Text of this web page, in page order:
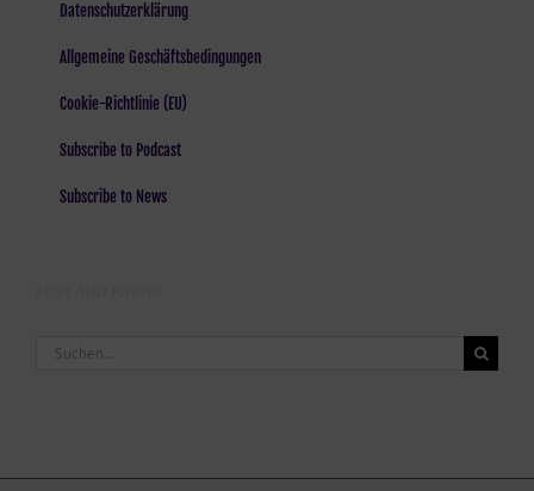
Datenschutzerklärung
Allgemeine Geschäftsbedingungen
Cookie-Richtlinie (EU)
Subscribe to Podcast
Subscribe to News
Suche